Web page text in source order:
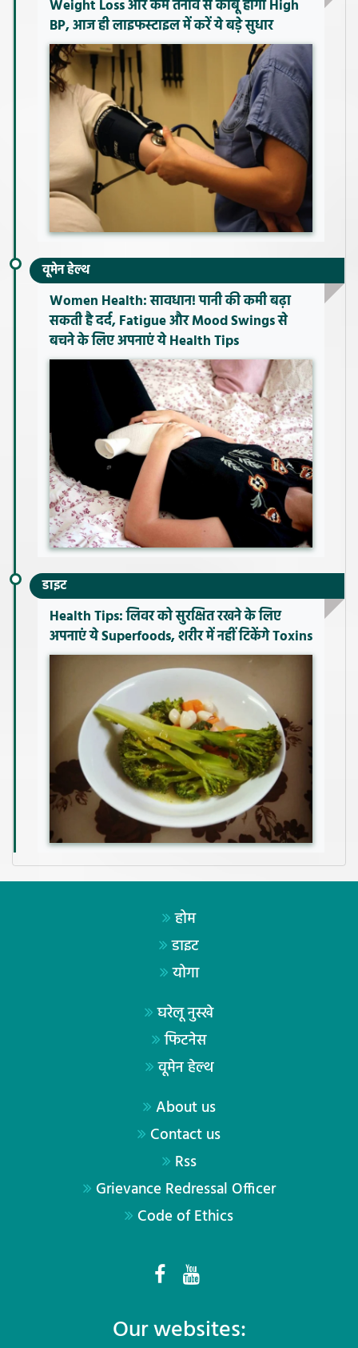
Weight Loss और कम तनाव से काबू होगा High
BP, आज ही लाइफस्टाइल में करें ये बड़े सुधार
वूमेन हेल्थ
Women Health: सावधान! पानी की कमी बढ़ा
सकती है दर्द, Fatigue और Mood Swings से
बचने के लिए अपनाएं ये Health Tips
डाइट
Health Tips: लिवर को सुरक्षित रखने के लिए
अपनाएं ये Superfoods, शरीर में नहीं टिकेंगे Toxins
होम
डाइट
योगा
घरेलू नुस्खे
फिटनेस
वूमेन हेल्थ
About us
Contact us
Rss
Grievance Redressal Officer
Code of Ethics
Our websites: